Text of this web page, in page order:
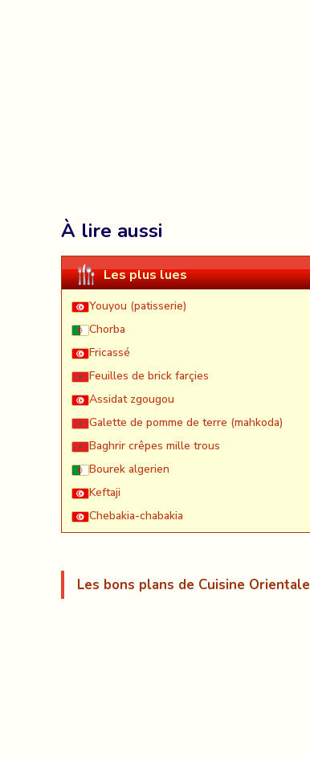
À lire aussi
Les plus lues
Youyou (patisserie)
Chorba
Fricassé
Feuilles de brick farçies
Assidat zgougou
Galette de pomme de terre (mahkoda)
Baghrir crêpes mille trous
Bourek algerien
Keftaji
Chebakia-chabakia
Les bons plans de Cuisine Orientale